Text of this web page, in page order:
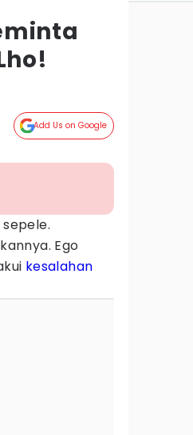
Add Us on Google
Ego
kesalahan